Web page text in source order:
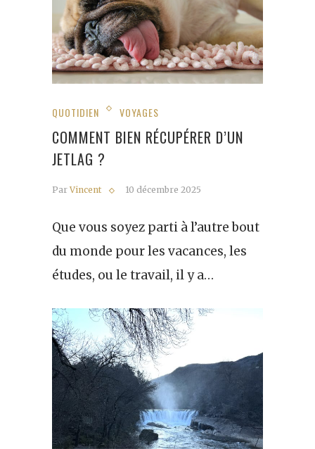
QUOTIDIEN VOYAGES
COMMENT BIEN RÉCUPÉRER D’UN
JETLAG ?
ParVincent 10 décembre 2025
Que vous soyez parti à l’autre bout
du monde pour les vacances, les
études, ou le travail, il y a…